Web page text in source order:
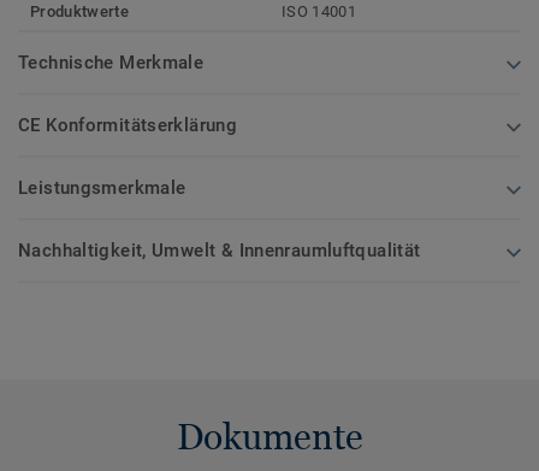
Produktwerte ISO 14001
Technische Merkmale
CE Konformitätserklärung
Leistungsmerkmale
Nachhaltigkeit, Umwelt & Innenraumluftqualität
Dokumente